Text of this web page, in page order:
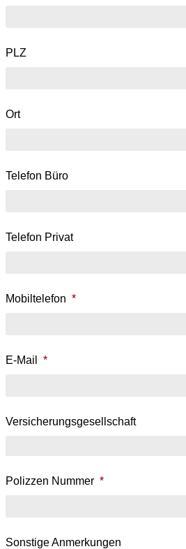
PLZ
Ort
Telefon Büro
Telefon Privat
Mobiltelefon *
E-Mail *
Versicherungsgesellschaft
Polizzen Nummer *
Sonstige Anmerkungen